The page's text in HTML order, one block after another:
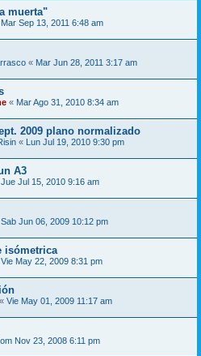
muerta"
Mar Sep 13, 2011 6:48 am
« Mar Jun 28, 2011 3:17 am
« Mar Ago 31, 2010 8:34 am
2009 plano normalizado
« Lun Jul 19, 2010 9:30 pm
A3
Jue Jul 15, 2010 9:16 am
Sab Jun 06, 2009 10:12 pm
isómetrica
Vie May 22, 2009 8:31 pm
« Vie May 01, 2009 11:17 am
Nov 23, 2008 6:11 pm